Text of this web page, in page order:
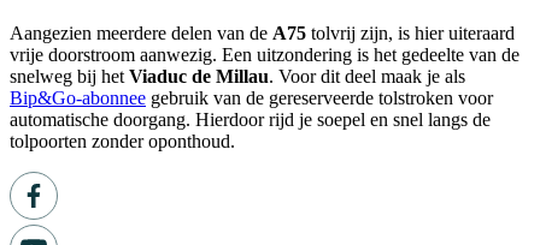
Aangezien meerdere delen van de A75 tolvrij zijn, is hier uiteraard
vrije doorstroom aanwezig. Een uitzondering is het gedeelte van de
snelweg bij het Viaduc de Millau. Voor dit deel maak je als
Bip&Go-abonnee gebruik van de gereserveerde tolstroken voor
automatische doorgang. Hierdoor rijd je soepel en snel langs de
tolpoorten zonder oponthoud.